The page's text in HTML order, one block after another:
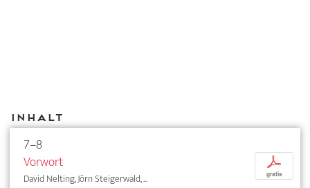
Inhalt
7–8
Vorwort
David Nelting, Jörn Steigerwald, ...
p
gratis